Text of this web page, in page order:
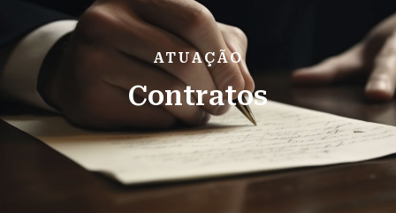
ATUAÇÃO
Contratos